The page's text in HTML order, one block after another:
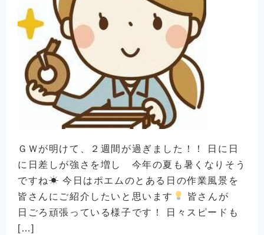
ＧＷが明けて、２週間が過ぎました！！ 日に日
に日差しが強さを増し 今年の夏も暑くなりそう
ですね☀ 今日はポエムのとある日の作業風景を
皆さんにご紹介したいと思います
皆さんが
日ごろ頑張っている様子です！ 日々スピードも
[…]